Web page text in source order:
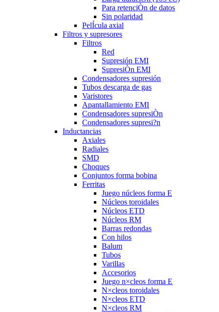
Para retenciÒn de datos
Sin polaridad
PelÍcula axial
Filtros y supresores
Filtros
Red
Supresión EMI
SupresiÒn EMI
Condensadores supresión
Tubos descarga de gas
Varistores
Apantallamiento EMI
Condensadores supresiÒn
Condensadores supresi?n
Inductancias
Axiales
Radiales
SMD
Choques
Conjuntos forma bobina
Ferritas
Juego núcleos forma E
Núcleos toroidales
Núcleos ETD
Núcleos RM
Barras redondas
Con hilos
Balum
Tubos
Varillas
Accesorios
Juego n×cleos forma E
N×cleos toroidales
N×cleos ETD
N×cleos RM